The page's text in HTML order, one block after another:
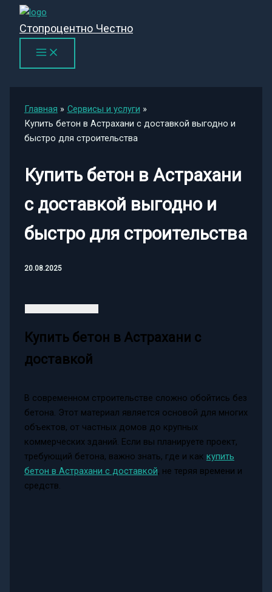
Перейти
содержимому
Стопроцентно Честно
Главная
Сервисы и услуги
Купить бетон в Астрахани с доставкой выгодно и
быстро для строительства
Купить бетон в Астрахани
с доставкой выгодно и
быстро для строительства
20.08.2025
Купить бетон в Астрахани с
доставкой
В современном строительстве сложно обойтись без
бетона. Этот материал является основой для многих
объектов, от частных домов до крупных
коммерческих зданий. Если вы планируете проект,
требующий бетона, важно знать, где и как купить
бетон в Астрахани с доставкой, не теряя времени и
средств.